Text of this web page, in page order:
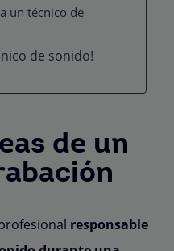
un técnico de
de sonido!
de un
responsable